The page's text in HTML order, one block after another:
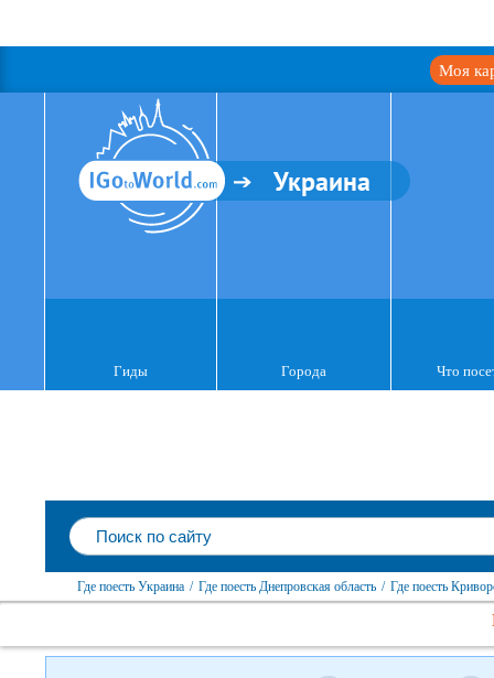
Моя
Украина
Гиды Города Что
Где поесть Украина / Где поесть Днепровская область / Где поесть